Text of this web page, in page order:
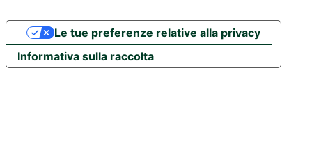
Informativa sulla raccolta
Le tue preferenze relative alla privacy